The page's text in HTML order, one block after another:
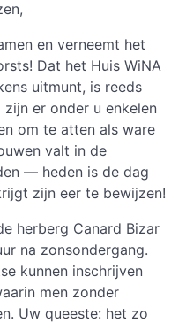
en verneemt het
Dat het Huis WiNA
uitmunt, is reeds
er onder u enkelen
om te atten als ware
valt in de
— heden is de dag
zijn eer te bewijzen!
herberg Canard Bizar
na zonsondergang.
kunnen inschrijven
men zonder
Uw queeste: het zo